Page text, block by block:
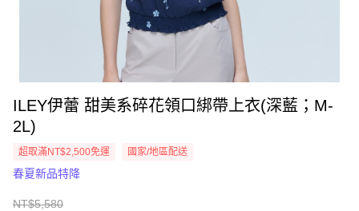
ILEY伊蕾 甜美系碎花領口綁帶上衣(深藍；M-
2L)
超取滿NT$2,500免運 國家/地區配送
春夏新品特降
NT$5,580